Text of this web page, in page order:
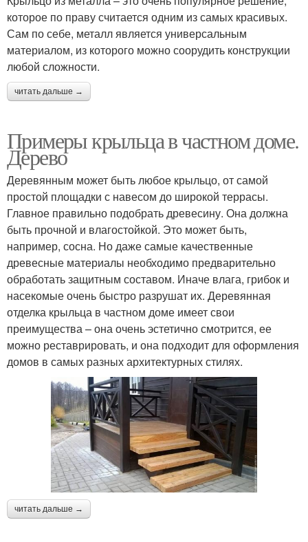
которое по праву считается одним из самых красивых.
Сам по себе, металл является универсальным
материалом, из которого можно соорудить конструкции
любой сложности.
читать дальше →
Примеры крыльца в частном доме.
Дерево
Деревянным может быть любое крыльцо, от самой
простой площадки с навесом до широкой террасы.
Главное правильно подобрать древесину. Она должна
быть прочной и влагостойкой. Это может быть,
например, сосна. Но даже самые качественные
древесные материалы необходимо предварительно
обработать защитным составом. Иначе влага, грибок и
насекомые очень быстро разрушат их. Деревянная
отделка крыльца в частном доме имеет свои
преимущества – она очень эстетично смотрится, ее
можно реставрировать, и она подходит для оформления
домов в самых разных архитектурных стилях.
читать дальше →